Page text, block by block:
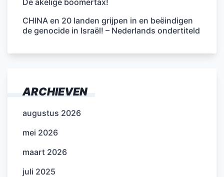
CHINA en 20 landen grijpen in en beëindigen
de genocide in Israël! – Nederlands ondertiteld
ARCHIEVEN
augustus 2026
mei 2026
maart 2026
juli 2025